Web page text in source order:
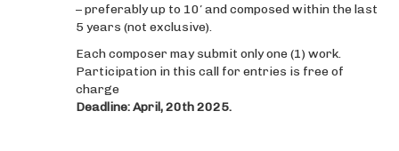
– preferably up to 10′ and composed within the last
5 years (not exclusive).
Each composer may submit only one (1) work.
Participation in this call for entries is free of
charge
Deadline: April, 20th 2025.